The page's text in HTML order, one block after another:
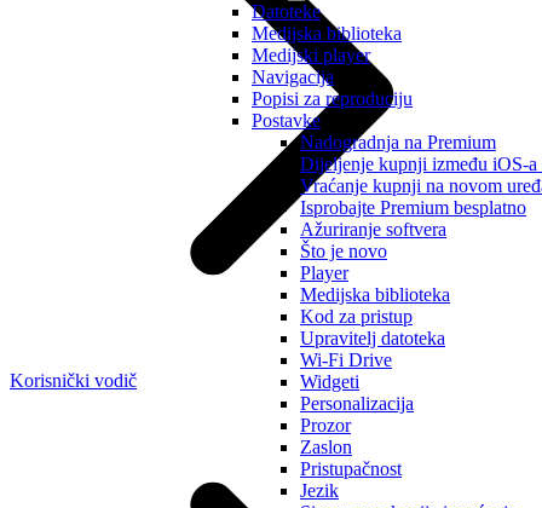
Datoteke
Medijska biblioteka
Medijski player
Navigacija
Popisi za reproduciju
Postavke
Nadogradnja na Premium
Dijeljenje kupnji između iOS-a
Vraćanje kupnji na novom
Isprobajte Premium besplatno
Ažuriranje softvera
Što je novo
Player
Medijska biblioteka
Kod za pristup
Upravitelj datoteka
Wi-Fi Drive
Widgeti
Personalizacija
Prozor
Zaslon
Pristupačnost
Jezik
Korisnički vodič